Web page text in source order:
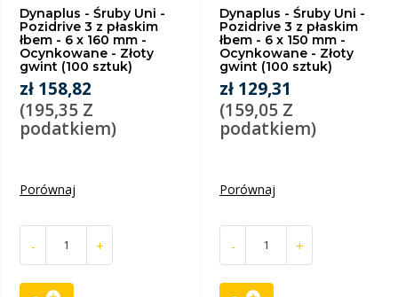
Dynaplus - Śruby Uni -
Pozidrive 3 z płaskim
łbem - 6 x 160 mm -
Ocynkowane - Złoty
gwint (100 sztuk)
zł 158,82
(195,35 Z
podatkiem)
Porównaj
- +
Dynaplus - Śruby Uni -
Pozidrive 3 z płaskim
łbem - 6 x 150 mm -
Ocynkowane - Złoty
gwint (100 sztuk)
zł 129,31
(159,05 Z
podatkiem)
Porównaj
- +